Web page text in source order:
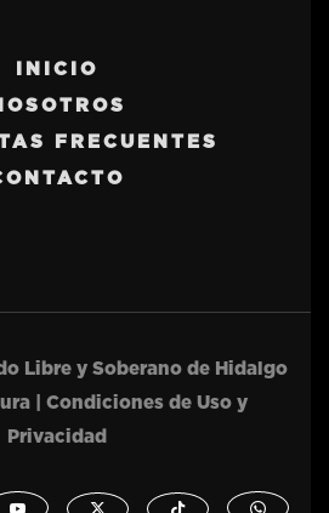
INICIO
FRECUENTES
Libre y Soberano de Hidalgo
| Condiciones de Uso y
Privacidad